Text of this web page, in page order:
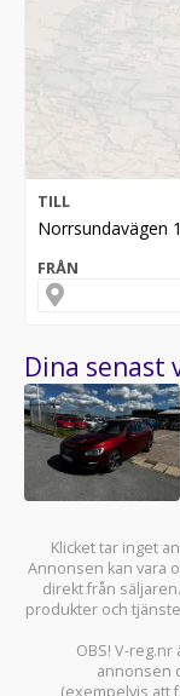
TILL
Norrsundavägen
FRÅN
Dina senast
Klicket tar inget
Annonsen kan vara
direkt från
produkter och
OBS! V-
annonsen
(exempelvis att